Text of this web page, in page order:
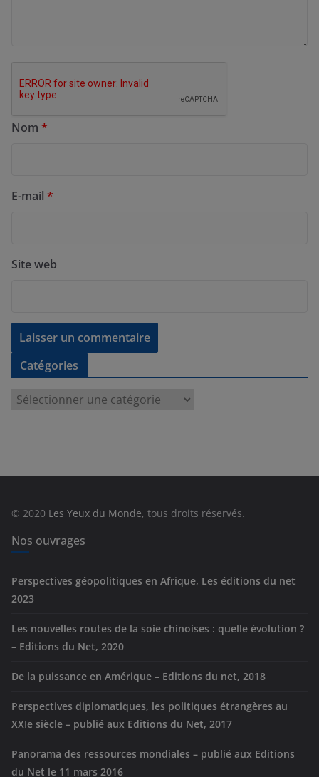
Nom *
E-mail *
Site web
Catégories
e
© 2020 Les Yeux du Monde, tous droits réservés.
Nos ouvrages
Perspectives géopolitiques en Afrique, Les éditions du net
2023
Les nouvelles routes de la soie chinoises : quelle évolution ?
– Editions du Net, 2020
De la puissance en Amérique – Editions du net, 2018
Perspectives diplomatiques, les politiques étrangères au
XXIe siècle – publié aux Editions du Net, 2017
Panorama des ressources mondiales – publié aux Editions
du Net le 11 mars 2016